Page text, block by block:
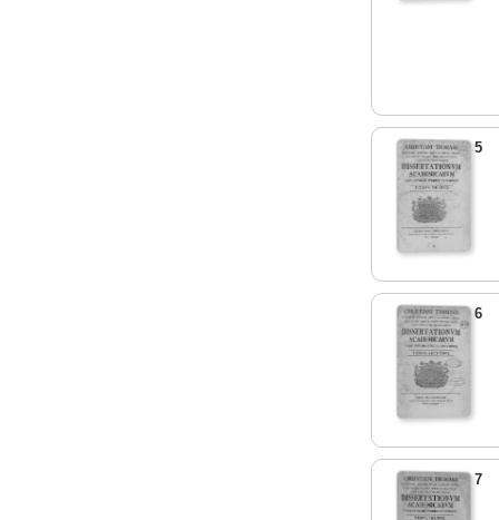
5
6
7